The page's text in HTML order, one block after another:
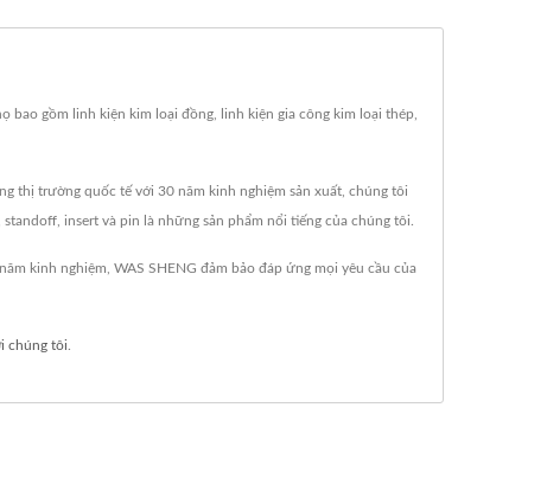
bao gồm linh kiện kim loại đồng, linh kiện gia công kim loại thép,
thị trường quốc tế với 30 năm kinh nghiệm sản xuất, chúng tôi
insert và pin là những sản phẩm nổi tiếng của chúng tôi.
kinh nghiệm, WAS SHENG đảm bảo đáp ứng mọi yêu cầu của
chúng tôi